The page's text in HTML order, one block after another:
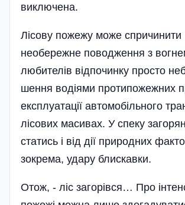
виключена.
Лісову пожежу може спричинити
необережне по­во­дження з
любителів відпочинку просто
шення водіями протипо­жеж­них
експлуатації автомобільного
лісових масивах. У спеку
статись і від дії природних
зокрема, удару блискавки.
Отож, - ліс загорі­вся… Про